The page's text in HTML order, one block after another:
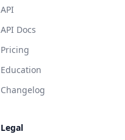
API
API Docs
Pricing
Education
Changelog
Legal